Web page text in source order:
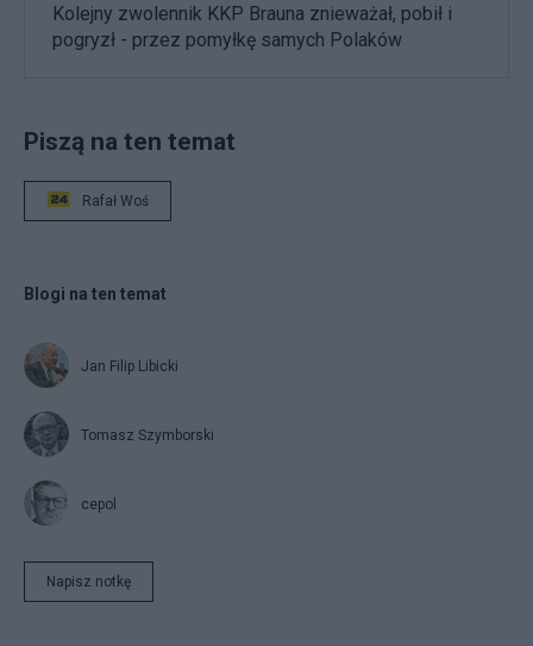
Kolejny zwolennik KKP Brauna znieważał, pobił i
pogryzł - przez pomyłkę samych Polaków
Piszą na ten temat
Rafał Woś
Blogi na ten temat
Jan Filip Libicki
Tomasz Szymborski
cepol
Napisz notkę